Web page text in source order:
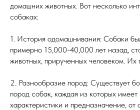
домашних животных. Вот несколько
собаках:
1. История одомашнивания: Собаки
примерно 15,000-40,000 лет назад,
животных, прирученных человеком. Их
2. Разнообразие пород: Существует
пород собак, каждая из которых
характеристики и предназначение, от